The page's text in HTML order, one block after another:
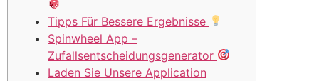
Tipps Für Bessere Ergebnisse
Spinwheel App –
Zufallsentscheidungsgenerator
Laden Sie Unsere Application